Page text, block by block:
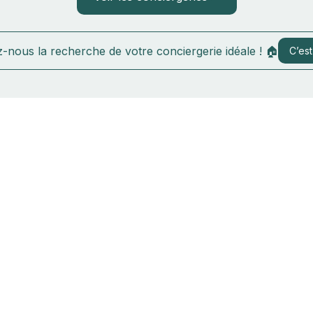
nous la recherche de votre conciergerie idéale ! 🏠